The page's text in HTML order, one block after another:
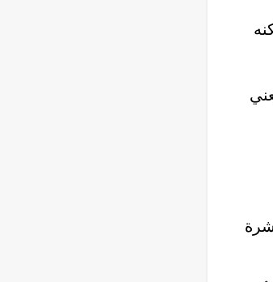
عن غانا، حيث فاز على كرواتيا 4-2، لكنه
مما يعني